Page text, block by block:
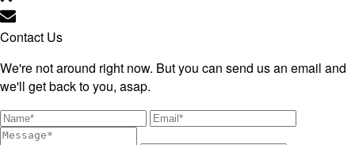
Contact Us
We're not around right now. But you can send us an email and
we'll get back to you, asap.